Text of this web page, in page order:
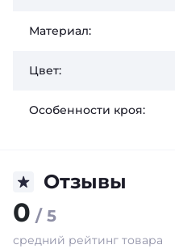
Материал:
Цвет:
Особенности кроя:
Отзывы
0 / 5
средний рейтинг товара